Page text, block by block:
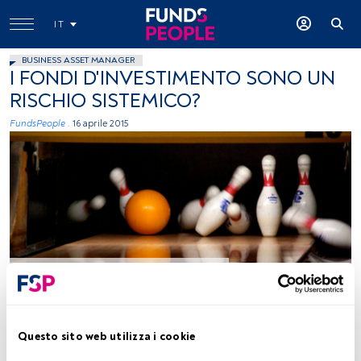
Questo sito web utilizza i cookie
IT
BUSINESS ASSET MANAGER
I FONDI D'INVESTIMENTO SONO UN
RISCHIO SISTEMICO?
FundsPeople . 16 aprile 2015
Tempo di lettura:3 min.